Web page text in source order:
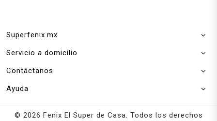
Superfenix.mx
Servicio a domicilio
Contáctanos
Ayuda
© 2026 Fenix El Super de Casa. Todos los derechos